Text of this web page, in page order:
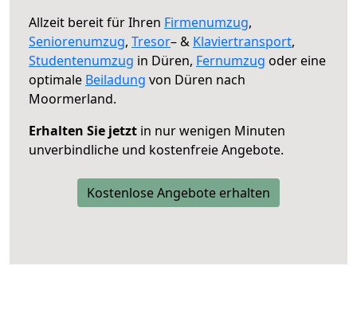
Allzeit bereit für Ihren Firmenumzug,
Seniorenumzug, Tresor– & Klaviertransport,
Studentenumzug in Düren, Fernumzug oder eine
optimale Beiladung von Düren nach
Moormerland.
Erhalten Sie jetzt in nur wenigen Minuten
unverbindliche und kostenfreie Angebote.
Kostenlose Angebote erhalten